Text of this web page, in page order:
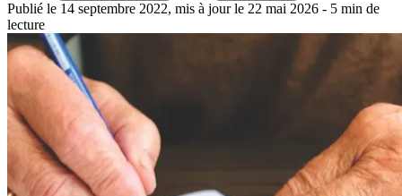
Publié le 14 septembre 2022, mis à jour le 22 mai 2026 - 5 min de
lecture